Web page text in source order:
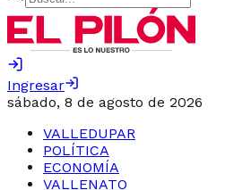
Ingresar
sábado, 8 de agosto de 2026
VALLEDUPAR
POLÍTICA
ECONOMÍA
VALLENATO